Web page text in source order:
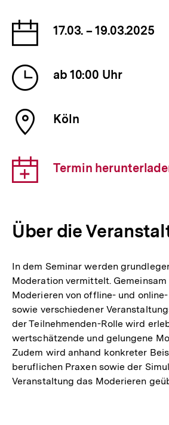
Datum
der
17.03. – 19.03.2025
Uhrzeit
der
ab 10:00 Uhr
Ort
der
Köln
Link:
Termin
Über die
In dem Seminar werden
Moderation vermittelt.
Moderieren von offline- und
sowie verschiedener
der Teilnehmenden-Rolle wird
wertschätzende und gelungene
Zudem wird anhand konkreter
beruflichen Praxen sowie der
Veranstaltung das Moderieren